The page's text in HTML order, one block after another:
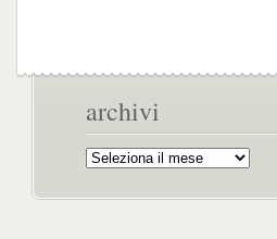
archivi
Archivi